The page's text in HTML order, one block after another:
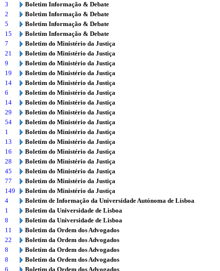
3
Boletim Informação & Debate
2
Boletim Informação & Debate
5
Boletim Informação & Debate
15
Boletim Informação & Debate
7
Boletim do Ministério da Justiça
21
Boletim do Ministério da Justiça
9
Boletim do Ministério da Justiça
19
Boletim do Ministério da Justiça
14
Boletim do Ministério da Justiça
6
Boletim do Ministério da Justiça
14
Boletim do Ministério da Justiça
29
Boletim do Ministério da Justiça
54
Boletim do Ministério da Justiça
1
Boletim do Ministério da Justiça
13
Boletim do Ministério da Justiça
16
Boletim do Ministério da Justiça
28
Boletim do Ministério da Justiça
45
Boletim do Ministério da Justiça
77
Boletim do Ministério da Justiça
149
Boletim do Ministério da Justiça
4
Boletim de Informação da Universidade Autónoma de Lisboa
1
Boletim da Universidade de Lisboa
8
Boletim da Universidade de Lisboa
11
Boletim da Ordem dos Advogados
22
Boletim da Ordem dos Advogados
8
Boletim da Ordem dos Advogados
8
Boletim da Ordem dos Advogados
6
Boletim da Ordem dos Advogados